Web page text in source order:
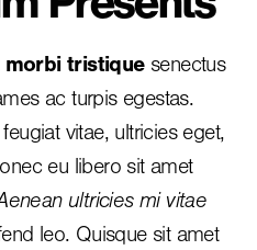
morbi tristiquesenectus
ac turpis egestas.
vitae, ultricies eget,
eu libero sit amet
ultricies mi vitae
leo. Quisque sit amet